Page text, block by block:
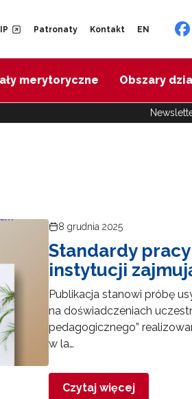
Patronaty Kontakt EN
merytoryczne Obszary
8 grudnia 2025
Standardy
instytucji
Publikacja stanowi próbę
na doświadczeniach
pedagogicznego”
w la…
Czytaj więcej